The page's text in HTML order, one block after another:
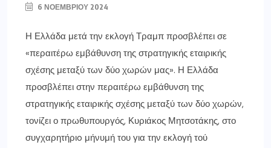
6 ΝΟΕΜΒΡΊΟΥ 2024
Η Ελλάδα μετά την εκλογή Τραμπ προσβλέπει σε
«περαιτέρω εμβάθυνση της στρατηγικής εταιρικής
σχέσης μεταξύ των δύο χωρών μας». Η Ελλάδα
προσβλέπει στην περαιτέρω εμβάθυνση της
στρατηγικής εταιρικής σχέσης μεταξύ των δύο χωρών,
τονίζει ο πρωθυπουργός, Κυριάκος Μητσοτάκης, στο
συγχαρητήριo μήνυμή του για την εκλογή τού